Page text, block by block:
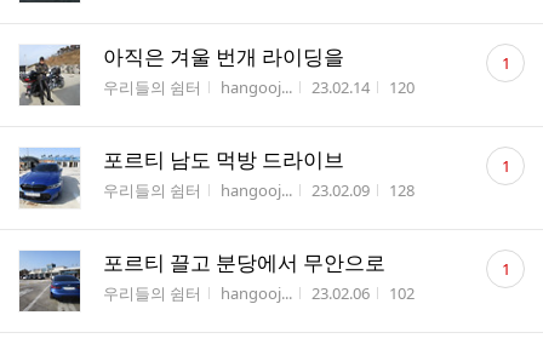
아직은 겨울 번개 라이딩을
게시판명
우리들의 쉼터 작성자
hangooj... 작성시간
23.02.14 조회수
120
댓
글 1
포르티 남도 먹방 드라이브
게시판명
우리들의 쉼터 작성자
hangooj... 작성시간
23.02.09 조회수
128
댓
글 1
포르티 끌고 분당에서 무안으로
게시판명
우리들의 쉼터 작성자
hangooj... 작성시간
23.02.06 조회수
102
댓
글 1